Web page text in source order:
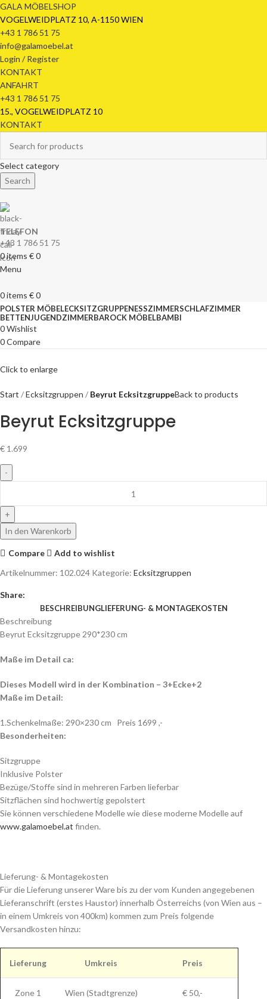
GALA MÖBELSHOP
VOGELWEIDPLATZ 10, A-1150 WIEN
+43 1 786 51 75
info@galamoebel.at
Login / Register
KONTAKT
ANFAHRT
+43 1 786 51 75
15., VOGELWEIDPLATZ 10
KONTAKT
Select category
Search
TELEFON
+43 1 786 51 75
0items €0
Menu
0items €0
POLSTER MÖBELECKSITZGRUPPENESSZIMMERSCHLAFZIMMER
BETTENJUGENDZIMMERBAROCK MÖBELBAMBI
0Wishlist
0Compare
Click to enlarge
Start Ecksitzgruppen Beyrut EcksitzgruppeBack to products
Beyrut Ecksitzgruppe
€ 1.699
In den Warenkorb
Compare
Add to wishlist
Artikelnummer: 102.024 Kategorie: Ecksitzgruppen
Share:
BESCHREIBUNGLIEFERUNG- & MONTAGEKOSTEN
Beschreibung
Beyrut Ecksitzgruppe 290*230 cm
Maße im Detail ca:
Dieses Modell wird in der Kombination – 3+Ecke+2
Maße im Detail:
1.Schenkelmaße: 290×230 cm Preis 1699 ,-
Besonderheiten:
Sitzgruppe
Inklusive Polster
Bezüge/Stoffe sind in mehreren Farben lieferbar
Sitzflächen sind hochwertig gepolstert
Sie können verschiedene Modelle wie diese moderne Modelle auf
www.galamoebel.at finden.
Lieferung- & Montagekosten
Für die Lieferung unserer Ware bis zu der vom Kunden angegebenen
Lieferanschrift (erstes Haustor) innerhalb Österreichs (von Wien aus –
in einem Umkreis von 400km) kommen zum Preis folgende
Versandkosten hinzu:
Lieferung Umkreis Preis
Zone 1 Wien (Stadtgrenze) € 50,-